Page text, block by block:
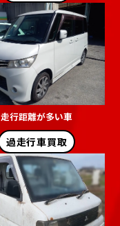
走行距離が多い車
過走行車買取